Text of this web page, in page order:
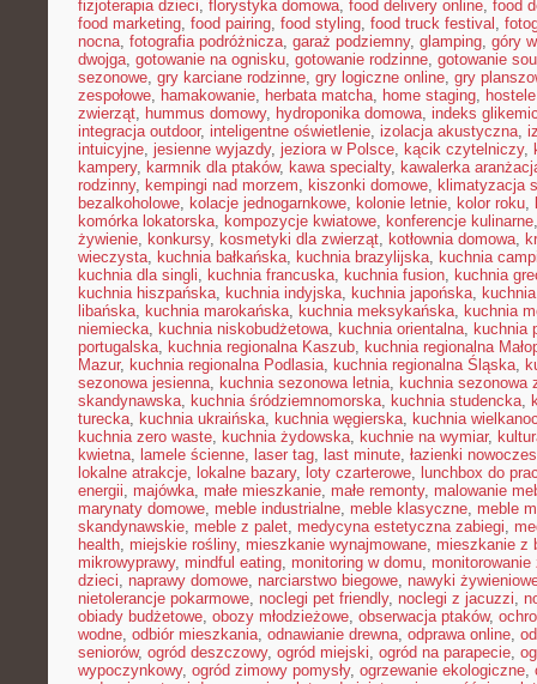
fizjoterapia dzieci, florystyka domowa, food delivery online, food
food marketing, food pairing, food styling, food truck festival ,
nocna, fotografia podróżnicza, garaż podziemny, glamping, góry
dwojga, gotowanie na ognisku, gotowanie rodzinne, gotowanie
sezonowe, gry karciane rodzinne, gry logiczne online, gry
zespołowe, hamakowanie, herbata matcha, home staging,
zwierząt, hummus domowy, hydroponika domowa, indeks
integracja outdoor, inteligentne oświetlenie, izolacja akustyczna,
intuicyjne, jesienne wyjazdy, jeziora w Polsce, kącik czytelniczy,
kampery, karmnik dla ptaków, kawa specialty, kawalerka
rodzinny, kempingi nad morzem, kiszonki domowe, klimatyzacja
bezalkoholowe, kolacje jednogarnkowe, kolonie letnie, kolor roku,
komórka lokatorska, kompozycje kwiatowe, konferencje kulinarne
żywienie, konkursy, kosmetyki dla zwierząt, kotłownia domowa,
wieczysta, kuchnia bałkańska, kuchnia brazylijska, kuchnia
kuchnia dla singli, kuchnia francuska, kuchnia fusion, kuchnia
kuchnia hiszpańska, kuchnia indyjska, kuchnia japońska,
libańska, kuchnia marokańska, kuchnia meksykańska, kuchnia
niemiecka, kuchnia niskobudżetowa, kuchnia orientalna, kuchnia
portugalska, kuchnia regionalna Kaszub, kuchnia regionalna
Mazur, kuchnia regionalna Podlasia, kuchnia regionalna Śląska,
sezonowa jesienna, kuchnia sezonowa letnia, kuchnia sezonowa
skandynawska, kuchnia śródziemnomorska, kuchnia studencka,
turecka, kuchnia ukraińska, kuchnia węgierska, kuchnia
kuchnia zero waste, kuchnia żydowska, kuchnie na wymiar,
kwietna, lamele ścienne, laser tag, last minute, łazienki
lokalne atrakcje, lokalne bazary, loty czarterowe, lunchbox do
energii, majówka, małe mieszkanie, małe remonty, malowanie
marynaty domowe, meble industrialne, meble klasyczne, meble
skandynawskie, meble z palet, medycyna estetyczna zabiegi,
health, miejskie rośliny, mieszkanie wynajmowane, mieszkanie z
mikrowyprawy, mindful eating, monitoring w domu, monitorowanie
dzieci, naprawy domowe, narciarstwo biegowe, nawyki
nietolerancje pokarmowe, noclegi pet friendly, noclegi z jacuzzi,
obiady budżetowe, obozy młodzieżowe, obserwacja ptaków,
wodne, odbiór mieszkania, odnawianie drewna, odprawa online,
seniorów, ogród deszczowy, ogród miejski, ogród na parapecie,
wypoczynkowy, ogród zimowy pomysły, ogrzewanie ekologiczne,